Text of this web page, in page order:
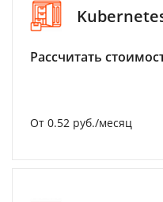
Рассчитать
От 0.52 руб./месяц